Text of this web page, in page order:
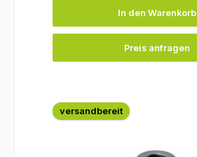
In den Warenkorb
Preis anfragen
versandbereit